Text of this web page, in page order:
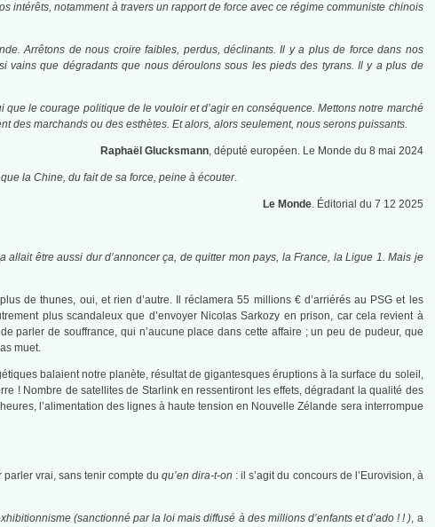
intérêts, notamment à travers un rapport de force avec ce régime communiste chinois
Arrêtons de nous croire faibles, perdus, déclinants. Il y a plus de force dans nos
vains que dégradants que nous déroulons sous les pieds des tyrans. Il y a plus de
le courage politique de le vouloir et d’agir en conséquence. Mettons notre marché
des marchands ou des esthètes. Et alors, alors seulement, nous serons puissants.
Raphaël Glucksmann, député européen. Le Monde du 8 mai 2024
la Chine, du fait de sa force, peine à écouter.
Le Monde. Éditorial du 7 12 2025
être aussi dur d’annoncer ça, de quitter mon pays, la France, la Ligue 1. Mais je
de thunes, oui, et rien d’autre. Il réclamera 55 millions € d’arriérés au PSG et les
plus scandaleux que d’envoyer Nicolas Sarkozy en prison, car cela revient à
parler de souffrance, qui n’aucune place dans cette affaire ; un peu de pudeur, que
muet.
balaient notre planète, résultat de gigantesques éruptions à la surface du soleil,
! Nombre de satellites de Starlink en ressentiront les effets, dégradant la qualité des
l’alimentation des lignes à haute tension en Nouvelle Zélande sera interrompue
parler vrai, sans tenir compte duqu’en dira-t-on : il s’agit du concours de l’Eurovision, à
(sanctionné par la loi mais diffusé à des millions d’enfants et d’ado ! ! ), a